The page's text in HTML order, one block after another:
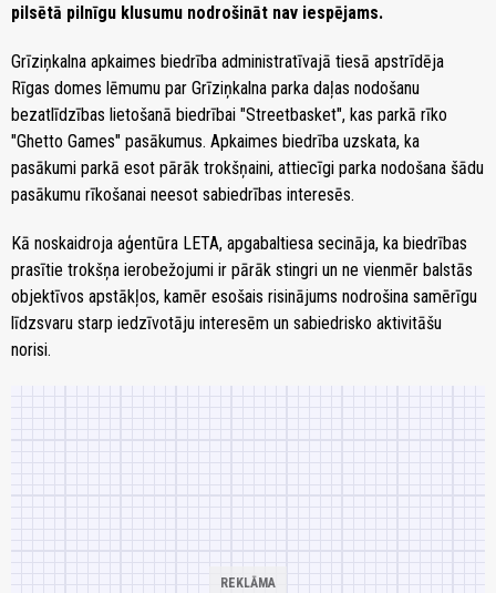
pilsētā pilnīgu klusumu nodrošināt nav iespējams.
Grīziņkalna apkaimes biedrība administratīvajā tiesā apstrīdēja
Rīgas domes lēmumu par Grīziņkalna parka daļas nodošanu
bezatlīdzības lietošanā biedrībai "Streetbasket", kas parkā rīko
"Ghetto Games" pasākumus. Apkaimes biedrība uzskata, ka
pasākumi parkā esot pārāk trokšņaini, attiecīgi parka nodošana šādu
pasākumu rīkošanai neesot sabiedrības interesēs.
Kā noskaidroja aģentūra LETA, apgabaltiesa secināja, ka biedrības
prasītie trokšņa ierobežojumi ir pārāk stingri un ne vienmēr balstās
objektīvos apstākļos, kamēr esošais risinājums nodrošina samērīgu
līdzsvaru starp iedzīvotāju interesēm un sabiedrisko aktivitāšu
norisi.